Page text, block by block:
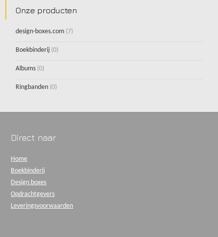
Onze producten
design-boxes.com (7)
Boekbinderij (0)
Albums (0)
Ringbanden (0)
Direct naar
Home
Boekbinderij
Design boxes
Opdrachtgevers
Leveringsvoorwaarden